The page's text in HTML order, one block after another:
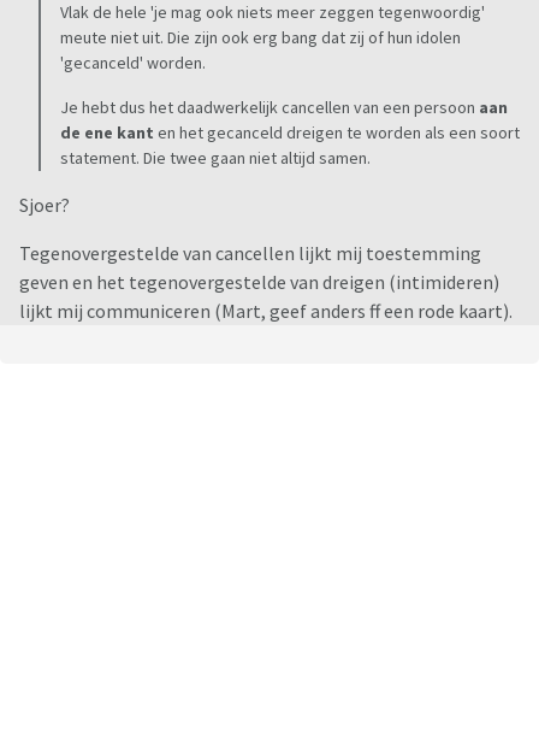
Vlak de hele 'je mag ook niets meer zeggen tegenwoordig'
meute niet uit. Die zijn ook erg bang dat zij of hun idolen
'gecanceld' worden.
Je hebt dus het daadwerkelijk cancellen van een persoon aan
de ene kant en het gecanceld dreigen te worden als een soort
statement. Die twee gaan niet altijd samen.
Sjoer?
Tegenovergestelde van cancellen lijkt mij toestemming
geven en het tegenovergestelde van dreigen (intimideren)
lijkt mij communiceren (Mart, geef anders ff een rode kaart).